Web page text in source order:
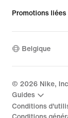
Promotions
Belgique
© 2026 Nike,
Guides
Conditions